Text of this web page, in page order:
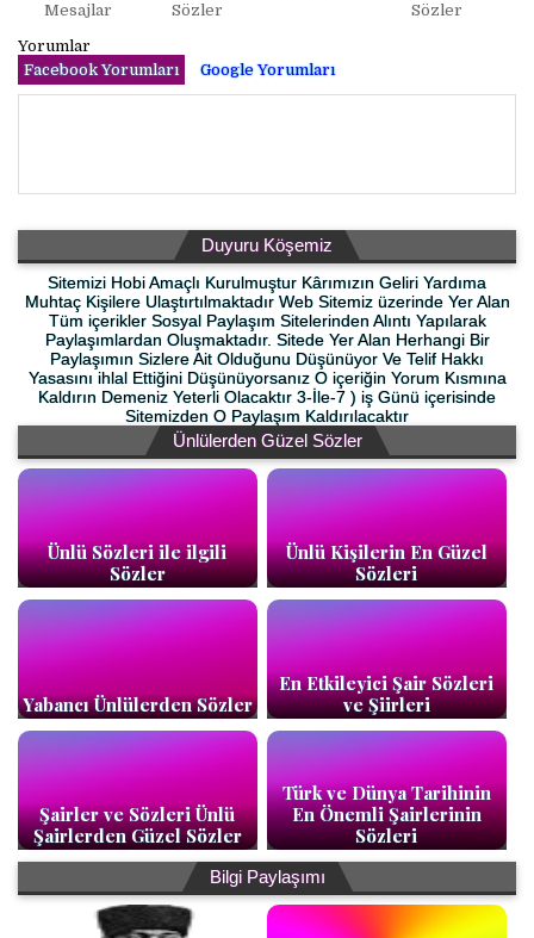
Mesajlar
Sözler
Sözler
Yorumlar
Facebook Yorumları
Google Yorumları
Duyuru Köşemiz
Sitemizi Hobi Amaçlı Kurulmuştur Kârımızın Geliri Yardıma
Muhtaç Kişilere Ulaştırtılmaktadır Web Sitemiz üzerinde Yer Alan
Tüm içerikler Sosyal Paylaşım Sitelerinden Alıntı Yapılarak
Paylaşımlardan Oluşmaktadır. Sitede Yer Alan Herhangi Bir
Paylaşımın Sizlere Ait Olduğunu Düşünüyor Ve Telif Hakkı
Yasasını ihlal Ettiğini Düşünüyorsanız O içeriğin Yorum Kısmına
Kaldırın Demeniz Yeterli Olacaktır 3-İle-7 ) iş Günü içerisinde
Sitemizden O Paylaşım Kaldırılacaktır
Ünlülerden Güzel Sözler
Ünlü Sözleri ile ilgili
Sözler
Ünlü Kişilerin En Güzel
Sözleri
Yabancı Ünlülerden Sözler
En Etkileyici Şair Sözleri
ve Şiirleri
Şairler ve Sözleri Ünlü
Şairlerden Güzel Sözler
Türk ve Dünya Tarihinin
En Önemli Şairlerinin
Sözleri
Bilgi Paylaşımı